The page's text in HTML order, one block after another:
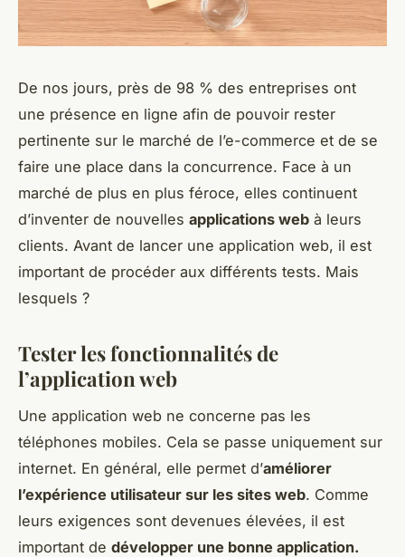
De nos jours, près de 98 % des entreprises ont
une présence en ligne afin de pouvoir rester
pertinente sur le marché de l’e-commerce et de se
faire une place dans la concurrence. Face à un
marché de plus en plus féroce, elles continuent
d’inventer de nouvelles applications web à leurs
clients. Avant de lancer une application web, il est
important de procéder aux différents tests. Mais
lesquels ?
Tester les fonctionnalités de
l’application web
Une application web ne concerne pas les
téléphones mobiles. Cela se passe uniquement sur
internet. En général, elle permet d’améliorer
l’expérience utilisateur sur les sites web. Comme
leurs exigences sont devenues élevées, il est
important de développer une bonne application.